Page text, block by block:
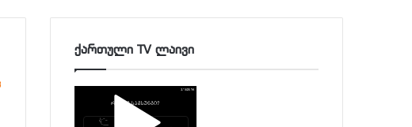
ქართული TV ლაივი